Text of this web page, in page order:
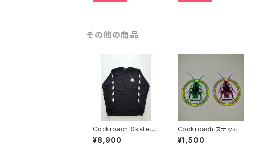
その他の商品
Cockroach Skatebo
ards Roach ロングス
リーブ Tシャツ
¥8,900
Cockroach ステッカ
¥1,500